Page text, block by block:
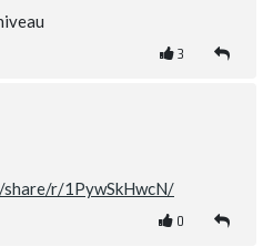
3
r/1PywSkHwcN/
0